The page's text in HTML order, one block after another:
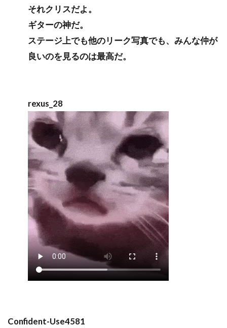
それクリスだよ。
ギターの神だ。
ステージ上でも他のリーク写真でも、みんな仲が
良いのを見るのは最高だ。
rexus_28
Confident-Use4581